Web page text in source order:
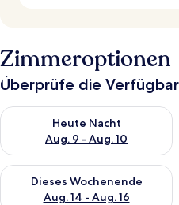
Zimmeroptionen
Überprüfe die
Heute Nacht
Aug. 9 - Aug. 10
Überprüfe die Verfügbarkeit
Dieses Wochenende
Aug. 14 - Aug. 16
Überprüfe die Verfügbarkeit